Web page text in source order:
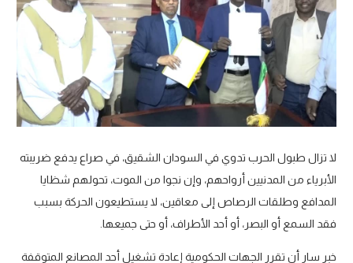
لا تزال طبول الحرب تدوي في السودان الشقيق، في صراع يدفع ضريبته
الأبرياء من المدنيين أرواحهم، وإن نجوا من الموت، تحولهم شظايا
المدافع وطلقات الرصاص إلى معاقين، لا يستطيعون الحركة بسبب
فقد السمع أو البصر، أو أحد الأطراف، أو حتى جميعها.
خبر سار أن تقرر الجهات الحكومية إعادة تشغيل أحد المصانع المتوقفة